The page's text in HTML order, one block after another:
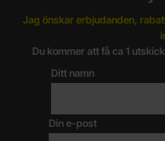
Jag önskar erbjudanden,
Du kommer att få ca 1
Ditt namn
Din e-post